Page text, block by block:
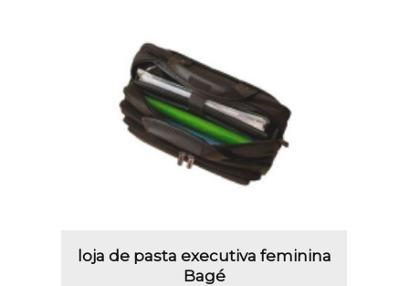
loja de pasta executiva feminina
Bagé